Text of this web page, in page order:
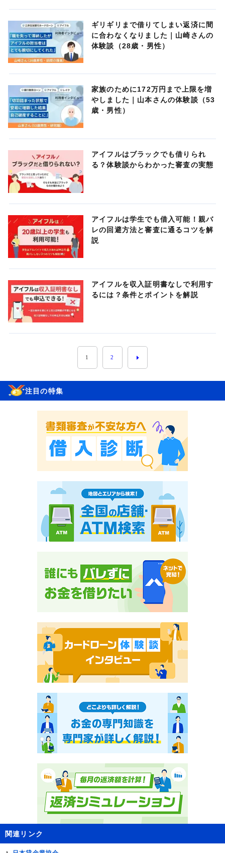
ギリギリまで借りてしまい返済に間
に合わなくなりました｜山崎さんの
体験談（28歳・男性）
家族のために172万円まで上限を増
やしました｜山本さんの体験談（53
歳・男性）
アイフルはブラックでも借りられ
る？体験談からわかった審査の実態
アイフルは学生でも借入可能！親バ
レの回避方法と審査に通るコツを解
説
アイフルを収入証明書なしで利用す
るには？条件とポイントを解説
1 2
注目の特集
関連リンク